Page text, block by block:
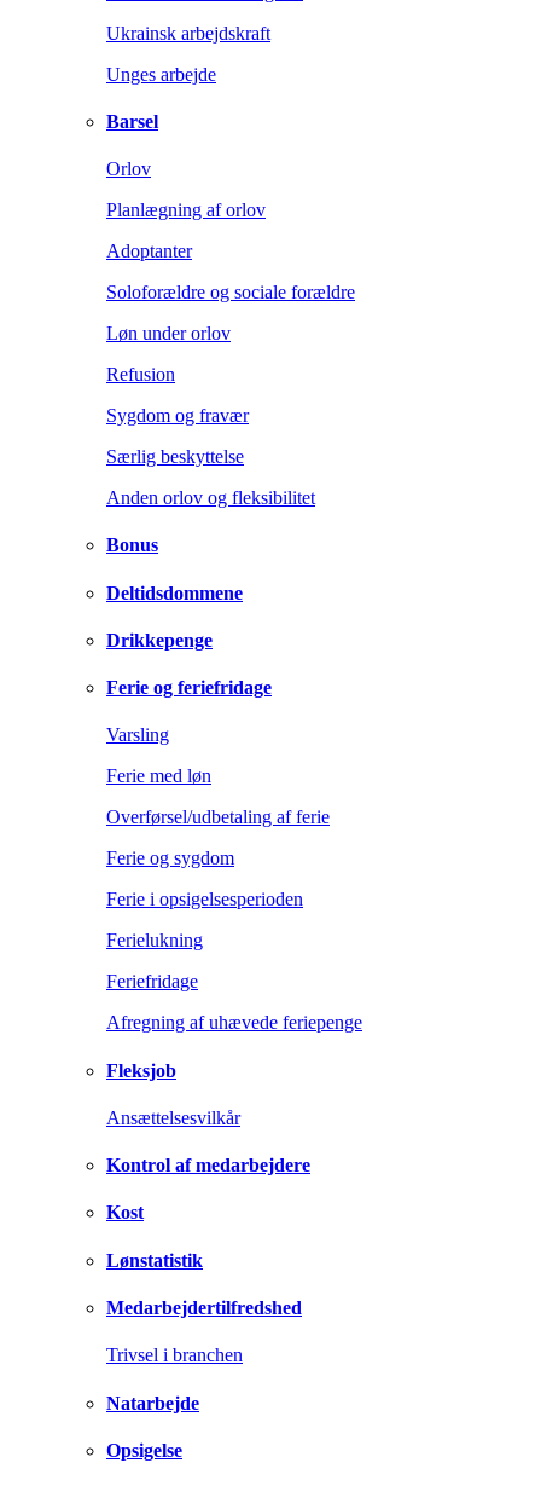
Ukrainsk arbejdskraft
Unges arbejde
Barsel
Orlov
Planlægning af orlov
Adoptanter
Soloforældre og sociale forældre
Løn under orlov
Refusion
Sygdom og fravær
Særlig beskyttelse
Anden orlov og fleksibilitet
Bonus
Deltidsdommene
Drikkepenge
Ferie og feriefridage
Varsling
Ferie med løn
Overførsel/udbetaling af ferie
Ferie og sygdom
Ferie i opsigelsesperioden
Ferielukning
Feriefridage
Afregning af uhævede feriepenge
Fleksjob
Ansættelsesvilkår
Kontrol af medarbejdere
Kost
Lønstatistik
Medarbejdertilfredshed
Trivsel i branchen
Natarbejde
Opsigelse